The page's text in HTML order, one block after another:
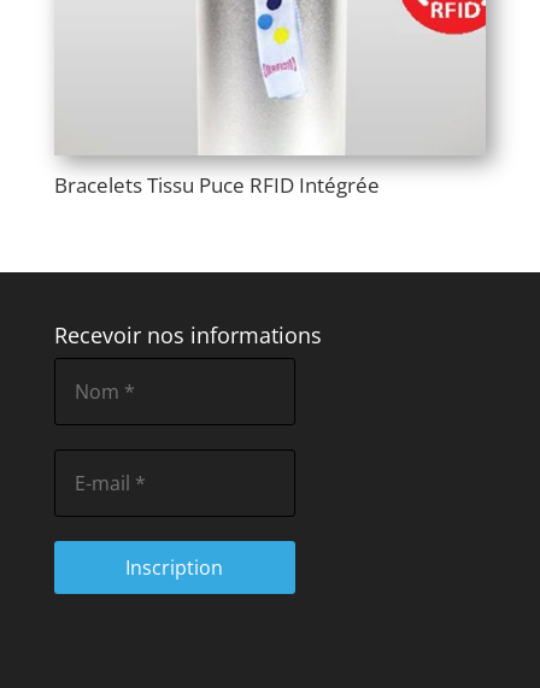
Bracelets Tissu Puce RFID Intégrée
Recevoir nos informations